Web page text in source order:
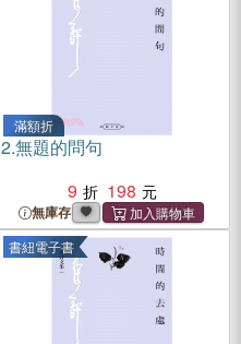
滿額折
2.無題的問句
9
198
無庫存
書紐電子書